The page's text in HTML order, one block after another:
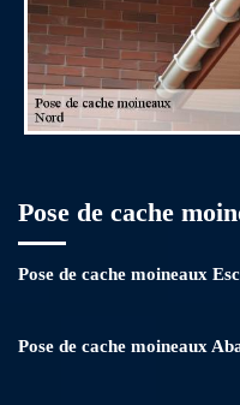
Pose de cache
Pose de cache moineaux
Pose de cache moineaux